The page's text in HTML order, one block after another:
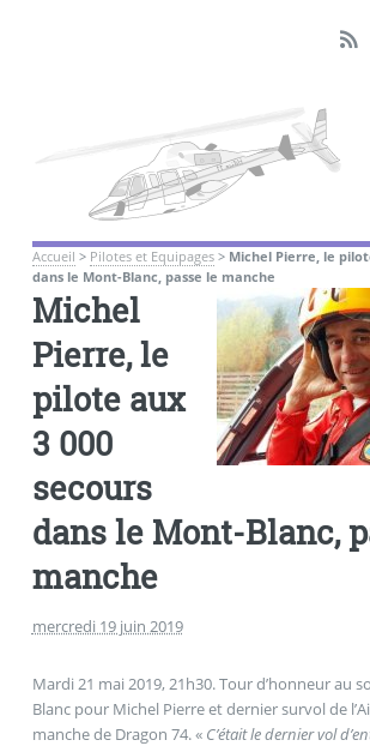
Accueil > Pilotes et Equipages> Michel Pierre, le
dans le Mont-Blanc, passe le manche
Michel
Pierre, le
pilote aux
3 000
secours
dans le Mont-Blanc,
manche
mercredi 19 juin 2019
Mardi 21 mai 2019, 21h30. Tour d’honneur au
Blanc pour Michel Pierre et dernier survol de
manche de Dragon 74. « C’était le dernier vol